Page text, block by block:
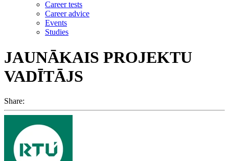
Career tests
Career advice
Events
Studies
JAUNĀKAIS PROJEKTU
VADĪTĀJS
Share: